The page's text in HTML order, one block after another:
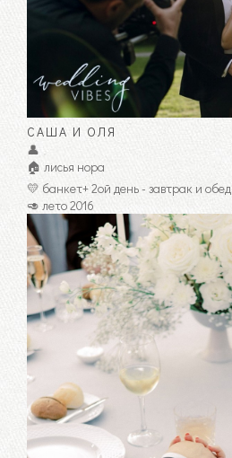
САША И ОЛЯ
👤
🏠 лисья нора
💛 банкет+ 2ой день - завтрак и обед
🥑 лето 2016